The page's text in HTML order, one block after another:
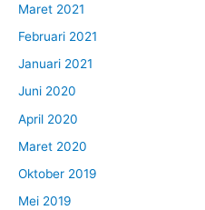
Maret 2021
Februari 2021
Januari 2021
Juni 2020
April 2020
Maret 2020
Oktober 2019
Mei 2019